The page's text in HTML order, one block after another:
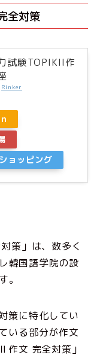
全対策
試験TOPIKII作
Rinker
ョッピング
策」は、数多く
韓国語学院の設
。
策に特化してい
いる部分が作文
作文 完全対策」